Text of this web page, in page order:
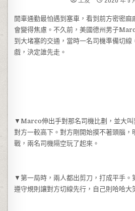
開車通勤最怕遇到塞車，看到前方密密
會變得焦慮。不久前，美國德州男子
到大堵塞的交通，當時一名司機準備切
戲，決定誰先走。
▼Marco伸出手對那名司機比劃，並大叫
對方一較高下。對方剛開始摸不著頭腦，
戰，兩名司機隔空玩了起來。
▼第一局時，兩人都出剪刀，打成平手
遵守規則讓對方切線先行，自己則哈哈大